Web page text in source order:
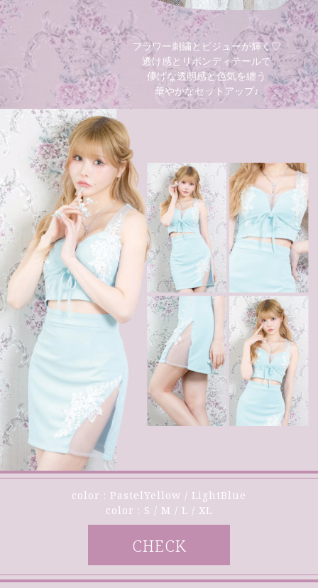
フラワー刺繍とビジューが輝く♡
透け感とリボンディテールで
儚げな透明感と色気を纏う
華やかなセットアップ♪
color : PastelYellow / LightBlue
color : S / M / L / XL
CHECK